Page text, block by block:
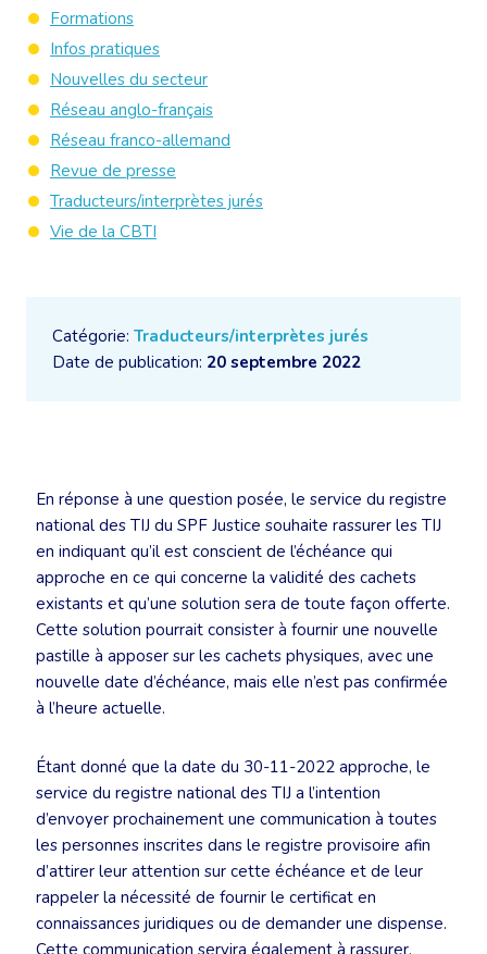
Catégorie: Traducteurs/interprètes jurés
Date de publication: 20 septembre 2022
En réponse à une question posée, le service du registre
national des TIJ du SPF Justice souhaite rassurer les TIJ
en indiquant qu’il est conscient de l’échéance qui
approche en ce qui concerne la validité des cachets
existants et qu’une solution sera de toute façon offerte.
Cette solution pourrait consister à fournir une nouvelle
pastille à apposer sur les cachets physiques, avec une
nouvelle date d’échéance, mais elle n’est pas confirmée
à l’heure actuelle.
Étant donné que la date du 30-11-2022 approche, le
service du registre national des TIJ a l’intention
d’envoyer prochainement une communication à toutes
les personnes inscrites dans le registre provisoire afin
d’attirer leur attention sur cette échéance et de leur
rappeler la nécessité de fournir le certificat en
connaissances juridiques ou de demander une dispense.
Cette communication servira également à rassurer,
Formations
Infos pratiques
Nouvelles du secteur
Réseau anglo-français
Réseau franco-allemand
Revue de presse
Traducteurs/interprètes jurés
Vie de la CBTI